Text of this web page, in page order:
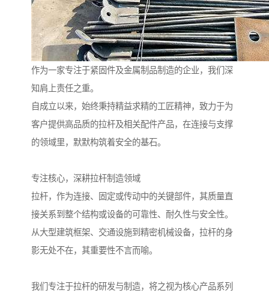
作为一家专注于紧固件及金属制品制造的企业，我们深
知肩上责任之重。
自成立以来，始终秉持精益求精的工匠精神，致力于为
客户提供高品质的拉杆及相关配件产品，在连接与支撑
的领域里，默默构筑着安全的基石。
专注核心，深耕拉杆制造领域
拉杆，作为连接、固定或传动中的关键部件，其质量直
接关系到整个结构或设备的可靠性、耐久性与安全性。
从大型建筑框架、交通设施到精密机械设备，拉杆的身
影无处不在，其重要性不言而喻。
我们专注于拉杆的研发与制造，将之视为核心产品系列